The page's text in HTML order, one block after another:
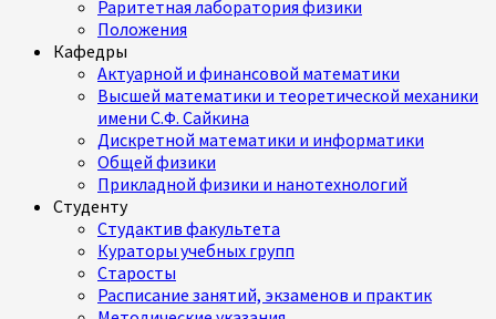
Раритетная лаборатория физики
Положения
Кафедры
Актуарной и финансовой математики
Высшей математики и теоретической механики
имени С.Ф. Сайкина
Дискретной математики и информатики
Общей физики
Прикладной физики и нанотехнологий
Студенту
Студактив факультета
Кураторы учебных групп
Старосты
Расписание занятий, экзаменов и практик